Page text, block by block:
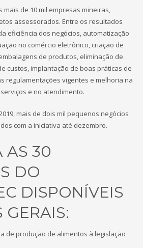
mais de 10 mil empresas mineiras,
assessorados. Entre os resultados
eficiência dos negócios, automatização
no comércio eletrônico, criação de
de produtos, eliminação de
custos, implantação de boas práticas de
regulamentações vigentes e melhoria na
e no atendimento.
mais de dois mil pequenos negócios
com a iniciativa até dezembro.
AS 30
DO
DISPONÍVEIS
GERAIS:
de produção de alimentos à legislação